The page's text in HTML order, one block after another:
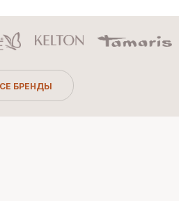
БРЕНДЫ